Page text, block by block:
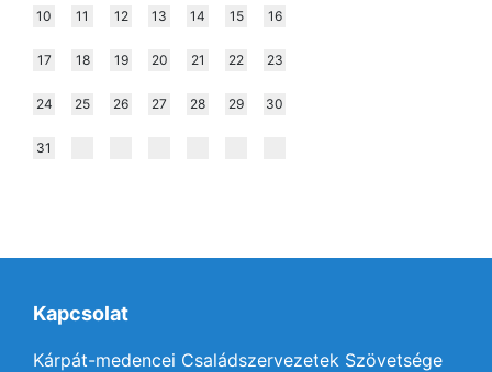
10 11 12 13 14 15 16
17 18 19 20 21 22 23
24 25 26 27 28 29 30
31
Kapcsolat
Kárpát-medencei Családszervezetek Szövetsége